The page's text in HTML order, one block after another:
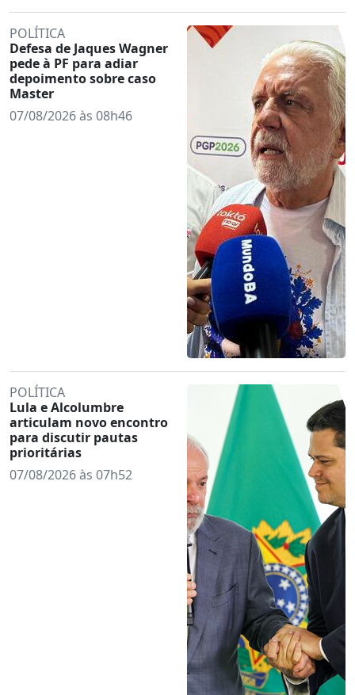
POLÍTICA
Defesa de Jaques Wagner
pede à PF para adiar
depoimento sobre caso
Master
07/08/2026 às 08h46
POLÍTICA
Lula e Alcolumbre
articulam novo encontro
para discutir pautas
prioritárias
07/08/2026 às 07h52